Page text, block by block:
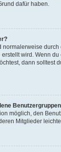
dafür haben.
normalerweise
wird. Wenn du
dann solltest
möglich, den
Mitglieder